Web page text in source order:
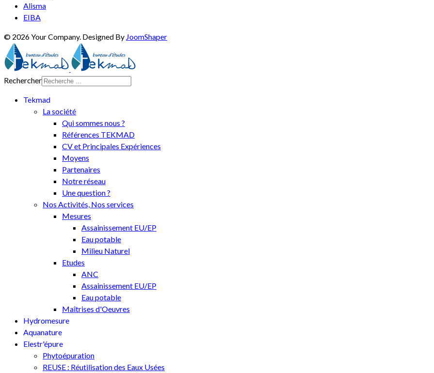
Alisma
EIBA
© 2026 Your Company. Designed By JoomShaper
Rechercher
Tekmad
La société
Qui sommes nous ?
Références TEKMAD
CV et Principales Expériences
Moyens
Partenaires
Notre réseau
Une question ?
Nos Activités, Nos services
Mesures
Assainissement EU/EP
Eau potable
Milieu Naturel
Etudes
ANC
Assainissement EU/EP
Eau potable
Maîtrises d'Oeuvres
Hydromesure
Aquanature
Elestr'épure
Phytoépuration
REUSE : Réutilisation des Eaux Usées